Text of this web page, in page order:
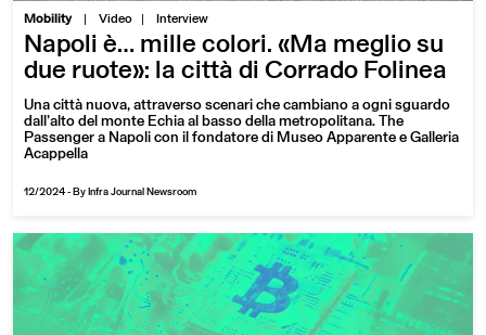
Mobility | Video Interview
Napoli è… mille colori. «Ma meglio su
due ruote»: la città di Corrado Folinea
Una città nuova, attraverso scenari che cambiano a ogni sguardo
dall’alto del monte Echia al basso della metropolitana. The
Passenger a Napoli con il fondatore di Museo Apparente e Galleria
Acappella
12/2024 - By Infra Journal Newsroom